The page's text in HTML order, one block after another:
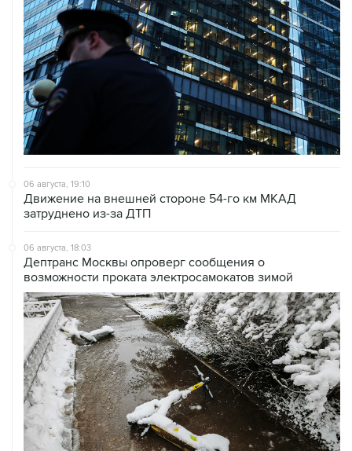
06 августа, 19:10
Движение на внешней стороне 54-го км МКАД
затруднено из-за ДТП
06 августа, 18:03
Дептранс Москвы опроверг сообщения о
возможности проката электросамокатов зимой